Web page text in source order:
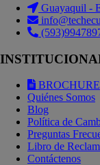
Guayaquil -
BROCHURE
Quiénes Somos
Blog
Política de
Preguntas
Libro de
Contáctenos